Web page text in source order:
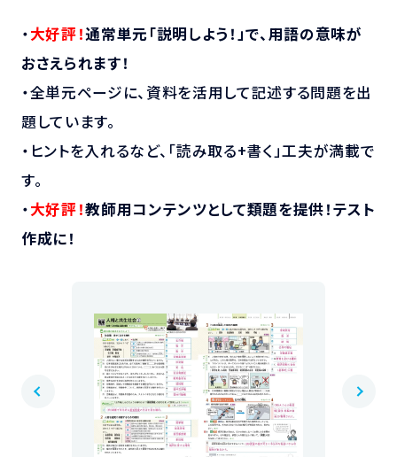
・大好評！通常単元「説明しよう！」で、用語の意味が
おさえられます！
・全単元ページに、資料を活用して記述する問題を出
題しています。
・ヒントを入れるなど、「読み取る+書く」工夫が満載で
す。
・大好評！教師用コンテンツとして類題を提供！テスト
作成に！